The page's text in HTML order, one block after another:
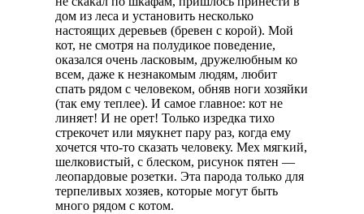
дом из леса и установить несколько
настоящих деревьев (бревен с корой). Мой
кот, не смотря на полудикое поведение,
оказался очень ласковым, дружелюбным ко
всем, даже к незнакомым людям, любит
спать рядом с человеком, обняв ноги хозяйки
(так ему теплее). И самое главное: кот не
линяет! И не орет! Только изредка тихо
стрекочет или мяукнет пару раз, когда ему
хочется что-то сказать человеку. Мех мягкий,
шелковистый, с блеском, рисунок пятен —
леопардовые розетки. Эта парода только для
терпеливых хозяев, которые могут быть
много рядом с котом.